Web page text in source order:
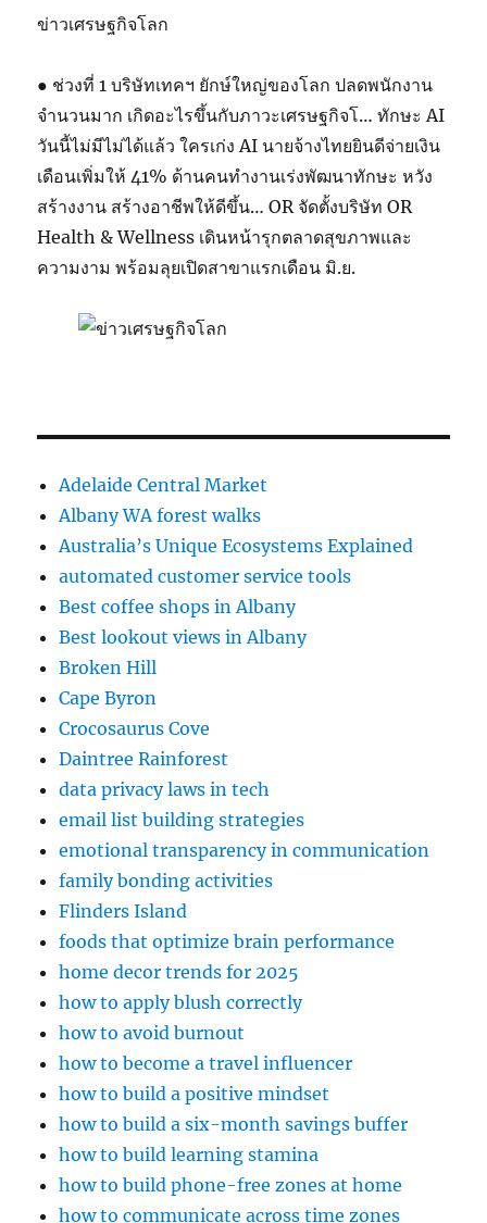
ข่าวเศรษฐกิจโลก
● ช่วงที่ 1 บริษัทเทคฯ ยักษ์ใหญ่ของโลก ปลดพนักงาน
จำนวนมาก เกิดอะไรขึ้นกับภาวะเศรษฐกิจโ… ทักษะ AI
วันนี้ไม่มีไม่ได้แล้ว ใครเก่ง AI นายจ้างไทยยินดีจ่ายเงิน
เดือนเพิ่มให้ 41% ด้านคนทำงานเร่งพัฒนาทักษะ หวัง
สร้างงาน สร้างอาชีพให้ดีขึ้น… OR จัดตั้งบริษัท OR
Health & Wellness เดินหน้ารุกตลาดสุขภาพและ
ความงาม พร้อมลุยเปิดสาขาแรกเดือน มิ.ย.
Adelaide Central Market
Albany WA forest walks
Australia’s Unique Ecosystems Explained
automated customer service tools
Best coffee shops in Albany
Best lookout views in Albany
Broken Hill
Cape Byron
Crocosaurus Cove
Daintree Rainforest
data privacy laws in tech
email list building strategies
emotional transparency in communication
family bonding activities
Flinders Island
foods that optimize brain performance
home decor trends for 2025
how to apply blush correctly
how to avoid burnout
how to become a travel influencer
how to build a positive mindset
how to build a six-month savings buffer
how to build learning stamina
how to build phone-free zones at home
how to communicate across time zones